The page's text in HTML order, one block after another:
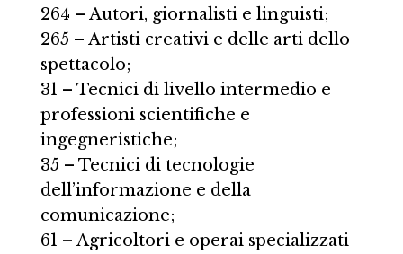
264 – Autori, giornalisti e linguisti;
265 – Artisti creativi e delle arti dello
spettacolo;
31 – Tecnici di livello intermedio e
professioni scientifiche e
ingegneristiche;
35 – Tecnici di tecnologie
dell’informazione e della
comunicazione;
61 – Agricoltori e operai specializzati